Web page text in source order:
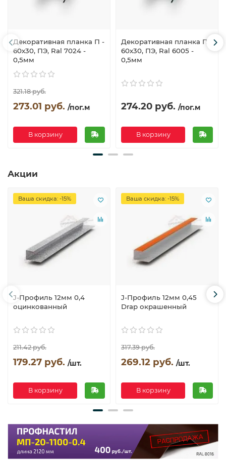
Декоративная планка П -
60х30, ПЭ, Ral 7024 -
0,5мм
321.18 руб.
273.01 руб. /пог.м
В корзину
Декоративная планка П -
60х30, ПЭ, Ral 6005 -
0,5мм
274.20 руб. /пог.м
В корзину
Акции
Ваша скидка: -15%
J-Профиль 12мм 0,4
оцинкованный
211.42 руб.
179.27 руб. /шт.
В корзину
Ваша скидка: -15%
J-Профиль 12мм 0,45
Drap окрашенный
317.39 руб.
269.12 руб. /шт.
В корзину